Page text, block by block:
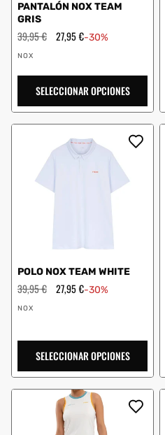
PANTALÓN NOX TEAM
GRIS
Precio
habitual
39,95 € Precio
de
27,95 €-30%
Proveedor:
NOX
SELECCIONAR OPCIONES
POLO NOX TEAM WHITE
Precio
habitual
39,95 € Precio
de
27,95 €-30%
Proveedor:
NOX
SELECCIONAR OPCIONES